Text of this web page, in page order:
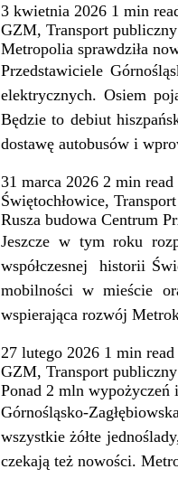
3 kwietnia 2026 1 min
GZM, Transport publiczny
Metropolia sprawdziła
Przedstawiciele
elektrycznych. Osiem
Będzie to debiut
dostawę autobusów i
31 marca 2026 2 min read
Świętochłowice,
Rusza budowa Centrum
Jeszcze w tym roku
współczesnej historii
mobilności w mieście
wspierająca rozwój
27 lutego 2026 1 min read
GZM, Transport publiczny
Ponad 2 mln
Górnośląsko-
wszystkie żółte
czekają też nowości.